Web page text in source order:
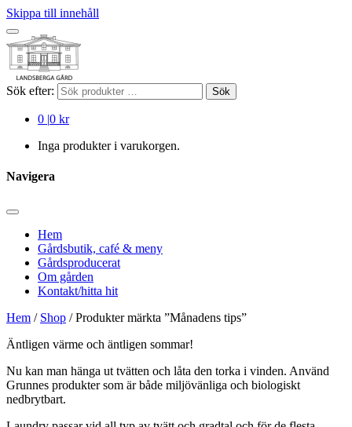
Skippa till innehåll
Sök efter: Sök
0 |0 kr
Inga produkter i varukorgen.
Navigera
Hem
Gårdsbutik, café & meny
Gårdsproducerat
Om gården
Kontakt/hitta hit
Hem / Shop / Produkter märkta ”Månadens tips”
Äntligen värme och äntligen sommar!
Nu kan man hänga ut tvätten och låta den torka i vinden. Använd
Grunnes produkter som är både miljövänliga och biologiskt
nedbrytbart.